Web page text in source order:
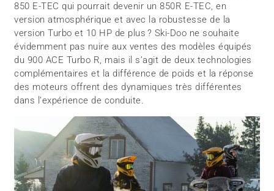
850 E-TEC qui pourrait devenir un 850R E-TEC, en
version atmosphérique et avec la robustesse de la
version Turbo et 10 HP de plus ? Ski-Doo ne souhaite
évidemment pas nuire aux ventes des modèles équipés
du 900 ACE Turbo R, mais il s’agit de deux technologies
complémentaires et la différence de poids et la réponse
des moteurs offrent des dynamiques très différentes
dans l’expérience de conduite.